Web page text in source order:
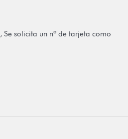
solicita un nº de tarjeta como